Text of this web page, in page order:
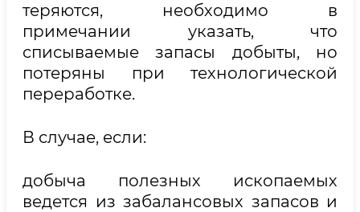
теряются, необходимо в
примечании указать, что
списываемые запасы добыты, но
потеряны при технологической
переработке.
В случае, если:
добыча полезных ископаемых
ведется из забалансовых запасов и